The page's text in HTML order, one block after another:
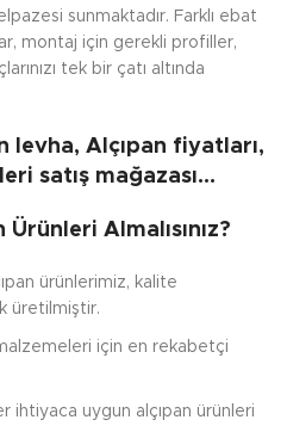
sunmaktadır. Farklı ebat
montaj için gerekli profiller,
tek bir çatı altında
levha, Alçıpan fiyatları,
satış mağazası…
Almalısınız?
ürünlerimiz, kalite
üretilmiştir.
için en rekabetçi
ihtiyaca uygun alçıpan ürünleri